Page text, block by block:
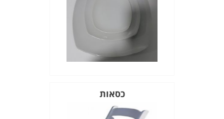
כסאות